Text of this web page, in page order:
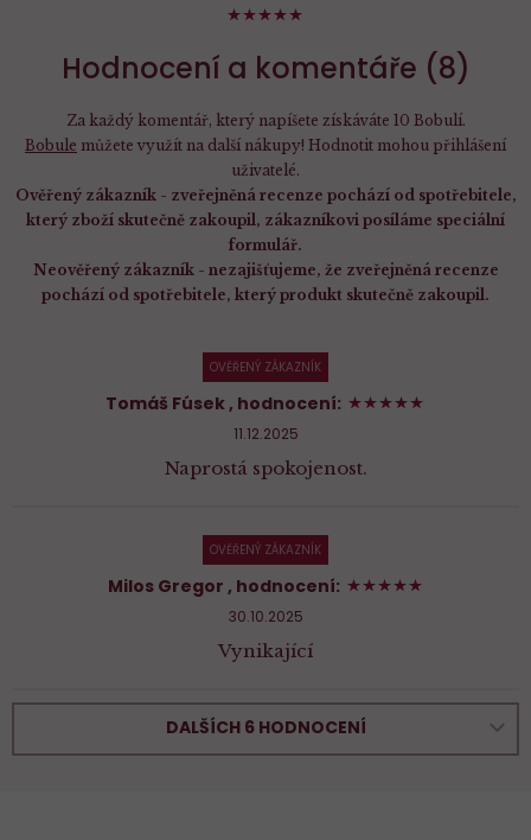
Hodnocení a komentáře (8)
98%
Za každý komentář, který napíšete získáváte 10 Bobulí.
Bobule můžete využít na další nákupy! Hodnotit mohou přihlášení
uživatelé.
Ověřený zákazník - zveřejněná recenze pochází od spotřebitele,
který zboží skutečně zakoupil, zákazníkovi posíláme speciální
formulář.
Neověřený zákazník - nezajišťujeme, že zveřejněná recenze
pochází od spotřebitele, který produkt skutečně zakoupil.
OVĚŘENÝ ZÁKAZNÍK
Tomáš Fúsek , hodnocení: 100%
11.12.2025
Naprostá spokojenost.
OVĚŘENÝ ZÁKAZNÍK
Milos Gregor , hodnocení: 100%
30.10.2025
Vynikající
DALŠÍCH 6 HODNOCENÍ